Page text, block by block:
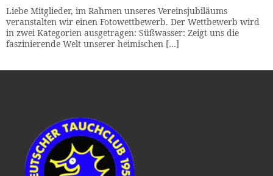
Liebe Mitglieder, im Rahmen unseres Vereinsjubiläums
veranstalten wir einen Fotowettbewerb. Der Wettbewerb wird
in zwei Kategorien ausgetragen: Süßwasser: Zeigt uns die
faszinierende Welt unserer heimischen […]